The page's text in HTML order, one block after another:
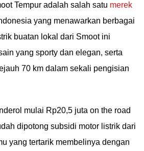
Tempur adalah salah satu merek
yang menawarkan berbagai
buatan lokal dari Smoot ini
yang sporty dan elegan, serta
70 km dalam sekali pengisian
mulai Rp20,5 juta on the road
dipotong subsidi motor listrik dari
yang tertarik membelinya dengan